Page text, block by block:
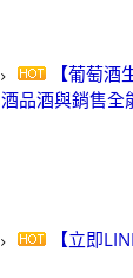
【葡萄酒
酒品酒與銷售全
【立即